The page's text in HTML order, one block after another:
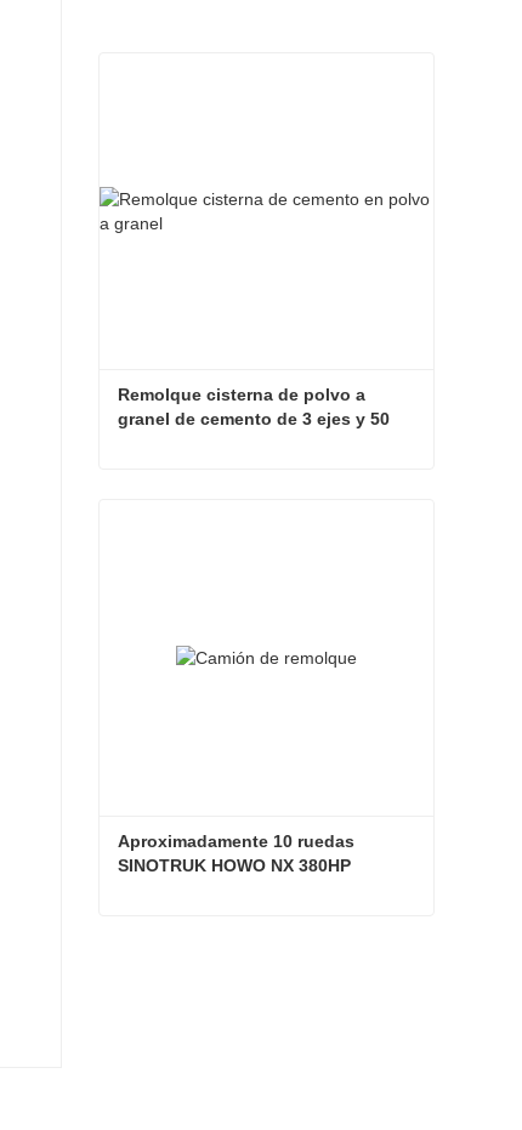
Remolque cisterna de polvo a
granel de cemento de 3 ejes y 50
Aproximadamente 10 ruedas
SINOTRUK HOWO NX 380HP